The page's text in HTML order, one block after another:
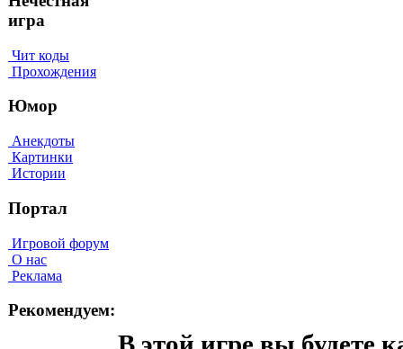
игра
Чит коды
Прохождения
Юмор
Анекдоты
Картинки
Истории
Портал
Игровой форум
О нас
Реклама
Рекомендуем: